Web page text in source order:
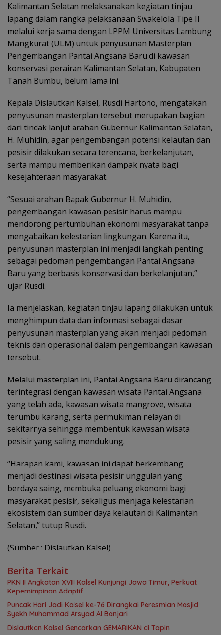
Kalimantan Selatan melaksanakan kegiatan tinjau
lapang dalam rangka pelaksanaan Swakelola Tipe II
melalui kerja sama dengan LPPM Universitas Lambung
Mangkurat (ULM) untuk penyusunan Masterplan
Pengembangan Pantai Angsana Baru di kawasan
konservasi perairan Kalimantan Selatan, Kabupaten
Tanah Bumbu, belum lama ini.
Kepala Dislautkan Kalsel, Rusdi Hartono, mengatakan
penyusunan masterplan tersebut merupakan bagian
dari tindak lanjut arahan Gubernur Kalimantan Selatan,
H. Muhidin, agar pengembangan potensi kelautan dan
pesisir dilakukan secara terencana, berkelanjutan,
serta mampu memberikan dampak nyata bagi
kesejahteraan masyarakat.
“Sesuai arahan Bapak Gubernur H. Muhidin,
pengembangan kawasan pesisir harus mampu
mendorong pertumbuhan ekonomi masyarakat tanpa
mengabaikan kelestarian lingkungan. Karena itu,
penyusunan masterplan ini menjadi langkah penting
sebagai pedoman pengembangan Pantai Angsana
Baru yang berbasis konservasi dan berkelanjutan,”
ujar Rusdi.
Ia menjelaskan, kegiatan tinjau lapang dilakukan untuk
menghimpun data dan informasi sebagai dasar
penyusunan masterplan yang akan menjadi pedoman
teknis dan operasional dalam pengembangan kawasan
tersebut.
Melalui masterplan ini, Pantai Angsana Baru dirancang
terintegrasi dengan kawasan wisata Pantai Angsana
yang telah ada, kawasan wisata mangrove, wisata
terumbu karang, serta permukiman nelayan di
sekitarnya sehingga membentuk kawasan wisata
pesisir yang saling mendukung.
“Harapan kami, kawasan ini dapat berkembang
menjadi destinasi wisata pesisir unggulan yang
berdaya saing, membuka peluang ekonomi bagi
masyarakat pesisir, sekaligus menjaga kelestarian
ekosistem dan sumber daya kelautan di Kalimantan
Selatan,” tutup Rusdi.
(Sumber : Dislautkan Kalsel)
Berita Terkait
PKN II Angkatan XVIII Kalsel Kunjungi Jawa Timur, Perkuat
Kepemimpinan Adaptif
Puncak Hari Jadi Kalsel ke-76 Dirangkai Peresmian Masjid
Syekh Muhammad Arsyad Al Banjari
Dislautkan Kalsel Gencarkan GEMARIKAN di Tapin